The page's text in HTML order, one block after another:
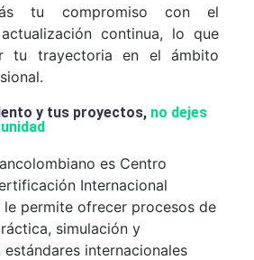
tu compromiso con el
continua, lo que
tu trayectoria en el ámbito
y tus proyectos, no dejes
es Centro
Internacional
permite ofrecer procesos de
simulación y
internacionales